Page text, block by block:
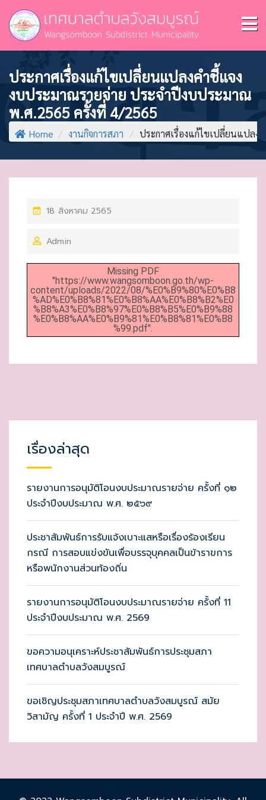
ประกาศเรื่องแก้ไขเปลี่ยนแปลงคำชี้แจง
งบประมาณรายจ่าย ประจำปีงบประมาณ
พ.ศ.2565 ครั้งที่ 4/2565
Home / งานกิจการสภา / ประกาศเรื่องแก้ไขเปลี่ยนแปล
P
S
D
O
18 สิงหาคม 2565
Admin
Missing PDF
"https://www.wangsomboon.go.th/wp-
content/uploads/2022/08/%E0%B9%80%E0%B8
%AD%E0%B8%81%E0%B8%AA%E0%B8%B2%E0
%B8%A3%E0%B8%97%E0%B8%B5%E0%B9%88
%E0%B8%AA%E0%B9%81%E0%B8%81%E0%B8
%99.pdf".
เรื่องล่าสุด
รายงานการอนุมัติโอนงบประมาณรายจ่าย ครั้งที่ ๑๒
ประจำปีงบประมาณ พ.ศ. ๒๕๖๙
ประชาสัมพันธ์การรับแจ้งเบาะแสหรือเรื่องร้องเรียน
กรณี การสอบแข่งขันเพื่อบรรจุบุคคลเป็นข้าราขการ
หรือพนักงานส่วนท้องถิ่น
รายงานการอนุมัติโอนงบประมาณรายจ่าย ครั้งที่ 11
ประจำปีงบประมาณ พ.ศ. 2569
ขอความอนุเคราะห์ประชาสัมพันธ์การประชุมสภา
เทศบาลตำบลวังสมบูรณ์
ขอเชิญประชุมสภาเทศบาลตำบลวังสมบูรณ์ สมัย
วิสามัญ ครั้งที่ 1 ประจำปี พ.ศ. 2569